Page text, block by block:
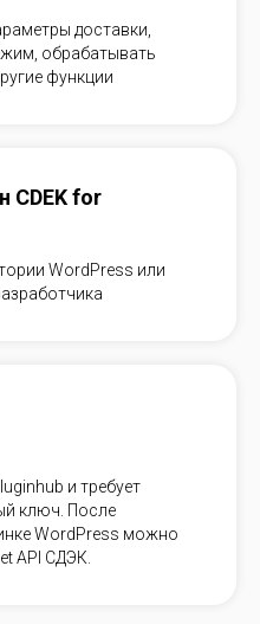
доставки,
обрабатывать
функции
CDEK for
WordPress или
и требует
ключ. После
WordPress можно
API СДЭК.